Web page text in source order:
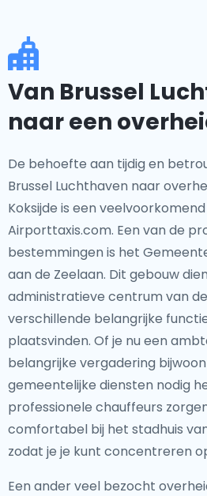
Van Brussel
naar een
De behoefte aan tijdig en
Brussel Luchthaven naar
Koksijde is een
Airporttaxis.com. Een van de
bestemmingen is het
aan de Zeelaan. Dit gebouw
administratieve centrum van
verschillende belangrijke
plaatsvinden. Of je nu een
belangrijke vergadering
gemeentelijke diensten nodig
professionele chauffeurs
comfortabel bij het stadhuis
zodat je je kunt concentreren
Een ander veel bezocht